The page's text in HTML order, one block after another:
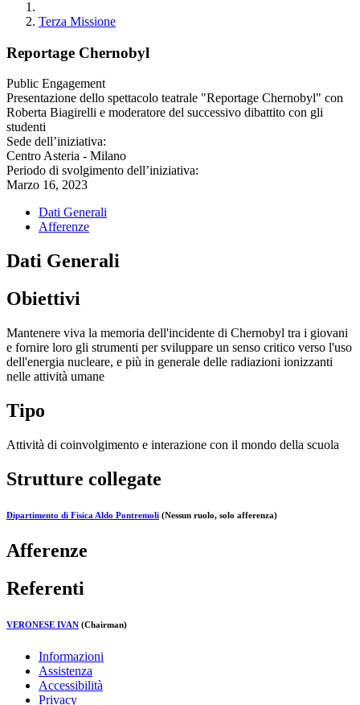
Terza Missione
Reportage Chernobyl
Public Engagement
Presentazione dello spettacolo teatrale "Reportage Chernobyl" con
Roberta Biagirelli e moderatore del successivo dibattito con gli
studenti
Sede dell’iniziativa:
Centro Asteria - Milano
Periodo di svolgimento dell’iniziativa:
Marzo 16, 2023
Dati Generali
Afferenze
Dati Generali
Obiettivi
Mantenere viva la memoria dell'incidente di Chernobyl tra i giovani
e fornire loro gli strumenti per sviluppare un senso critico verso l'uso
dell'energia nucleare, e più in generale delle radiazioni ionizzanti
nelle attività umane
Tipo
Attività di coinvolgimento e interazione con il mondo della scuola
Strutture collegate
Dipartimento di Fisica Aldo Pontremoli (Nessun ruolo, solo afferenza)
Afferenze
Referenti
VERONESE IVAN (Chairman)
Informazioni
Assistenza
Accessibilità
Privacy